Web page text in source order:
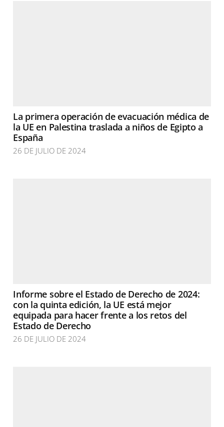
La primera operación de evacuación médica de
la UE en Palestina traslada a niños de Egipto a
España
26 DE JULIO DE 2024
Informe sobre el Estado de Derecho de 2024:
con la quinta edición, la UE está mejor
equipada para hacer frente a los retos del
Estado de Derecho
26 DE JULIO DE 2024